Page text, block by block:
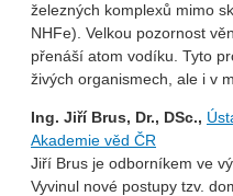
železných komplexů mimo
NHFe). Velkou pozornost
přenáší atom vodíku. Tyto
živých organismech, ale i v
Ing. Jiří Brus, Dr., DSc.,
Akademie věd ČR
Jiří Brus je odborníkem ve
Vyvinul nové postupy tzv.